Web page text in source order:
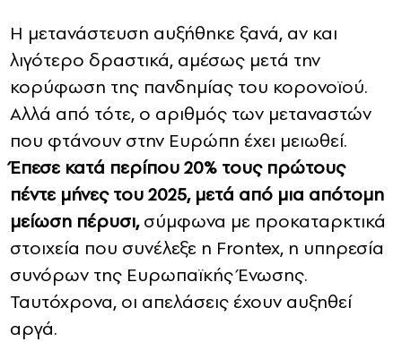
Η μετανάστευση αυξήθηκε ξανά, αν και
λιγότερο δραστικά, αμέσως μετά την
κορύφωση της πανδημίας του κορονοϊού.
Αλλά από τότε, ο αριθμός των μεταναστών
που φτάνουν στην Ευρώπη έχει μειωθεί.
Έπεσε κατά περίπου 20% τους πρώτους
πέντε μήνες του 2025, μετά από μια απότομη
μείωση πέρυσι,σύμφωνα με προκαταρκτικά
στοιχεία που συνέλεξε η Frontex, η υπηρεσία
συνόρων της Ευρωπαϊκής Ένωσης.
Ταυτόχρονα, οι απελάσεις έχουν αυξηθεί
αργά.